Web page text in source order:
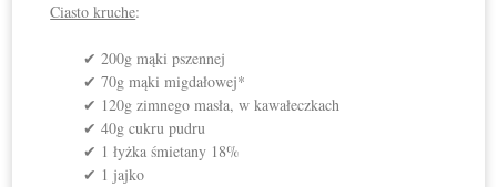
Ciasto kruche:
✔ 200g mąki pszennej
✔ 70g mąki migdałowej*
✔ 120g zimnego masła, w kawałeczkach
✔ 40g cukru pudru
✔ 1 łyżka śmietany 18%
✔ 1 jajko